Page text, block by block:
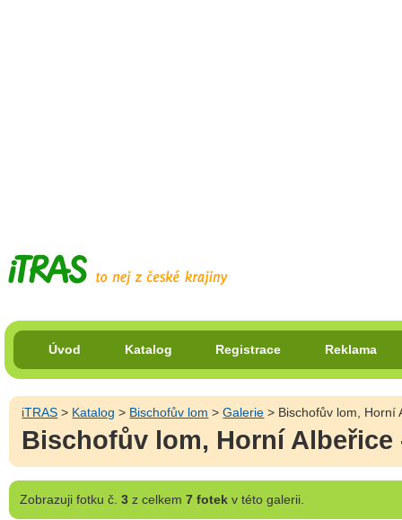
Úvod Katalog Registrace Reklama
iTRAS > Katalog > Bischofův lom >Galerie > Bischofův lom, Horní
Bischofův lom, Horní
Zobrazujifotku č. 3z celkem 7 fotekv této galerii.